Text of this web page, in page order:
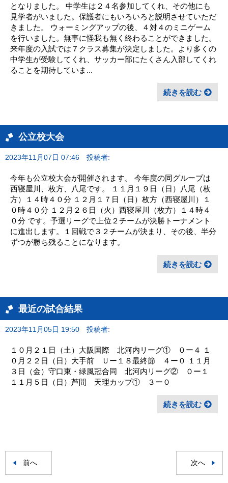
となりました。 中学生は２４名参加してくれ、その他にも
見学者がいました。保護者にもいろいろと説明させていただ
きました。 ウォーミングアップの後、４対４のミニゲーム
を行いました。無事に怪我も無く終わることができました。
来年度の入試では７クラス募集が決定しました。より多くの
中学生が受験してくれ、サッカー部にたくさん入部してくれ
ることを期待していま...
続きを読む
公立校大会
2023年11月07日 07:46 投稿者:
今年も公立校大会が開催されます。 今年度の同グループは
西寝屋川、枚方、八尾です。 １１月１９日（日）八尾（枚
方）１４時４０分 １２月１７日（日）枚方（西寝屋川）１
０時４０分 １２月２６日（火）西寝屋川（枚方）１４時４
０分 です。予選リーグで上位２チームが決勝トーナメント
に進出します。１回戦で３２チームが決まり、その後、半分
ずつが勝ち残ることになります。
続きを読む
最近の試合結果
2023年11月05日 19:50 投稿者:
１０月２１日（土）大阪国際 北河内リーグ① ０ー４ １
０月２２日（日）大手前 Ｕー１８最終節 ４ー０ １１月
３日（金）守口東・緑風冠合同 北河内リーグ② ０ー１
１１月５日（日）芦間 天理カップ① ３ー０
続きを読む
前へ 次へ